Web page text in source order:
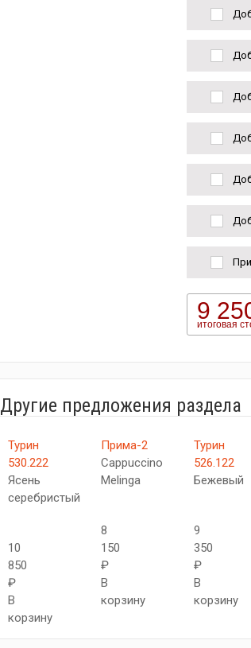
9
итоговая
Другие предложения раздела
Турин
530.222
Ясень
серебристый
10
850
₽
В
корзину
Прима-2
Cappuccino
Melinga
8
150
₽
В
корзину
Турин
526.122
Бежевый
9
350
₽
В
корзину